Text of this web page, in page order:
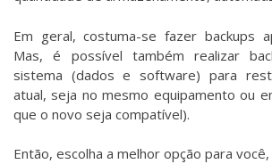
Em geral, costuma-se fazer backups
Mas, é possível também realizar
sistema (dados e software) para
atual, seja no mesmo equipamento ou
que o novo seja compatível).
Então, escolha a melhor opção para